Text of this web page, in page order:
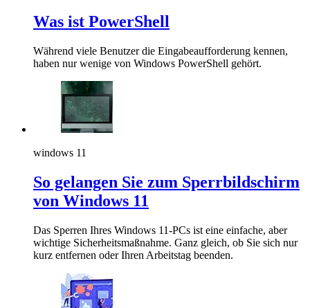
Was ist PowerShell
Während viele Benutzer die Eingabeaufforderung kennen,
haben nur wenige von Windows PowerShell gehört.
windows 11
So gelangen Sie zum Sperrbildschirm
von Windows 11
Das Sperren Ihres Windows 11-PCs ist eine einfache, aber
wichtige Sicherheitsmaßnahme. Ganz gleich, ob Sie sich nur
kurz entfernen oder Ihren Arbeitstag beenden.